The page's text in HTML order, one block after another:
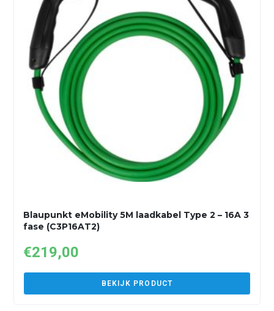
Blaupunkt eMobility 5M laadkabel Type 2 – 16A 3
fase (C3P16AT2)
€219,00
BEKIJK PRODUCT